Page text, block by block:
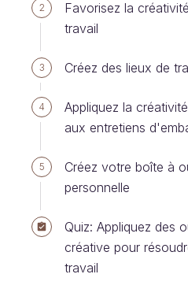
2
Favorisez la
travail
3 Créez des lieux de
4
Appliquez la
aux entretiens
5
Créez votre boîte à
personnelle
Quiz: Appliquez des
créative pour
travail